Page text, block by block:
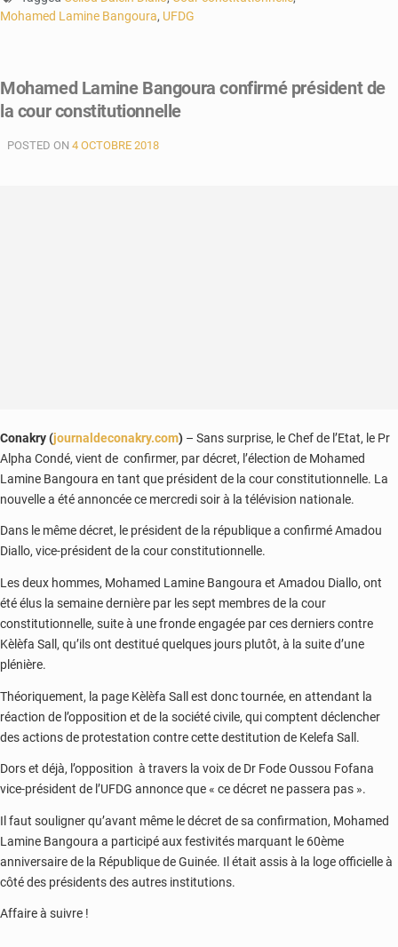
Mohamed Lamine Bangoura, UFDG
Mohamed Lamine Bangoura confirmé président de
la cour constitutionnelle
POSTED ON 4 OCTOBRE 2018
Conakry (journaldeconakry.com) – Sans surprise, le Chef de l’Etat, le Pr
Alpha Condé, vient de confirmer, par décret, l’élection de Mohamed
Lamine Bangoura en tant que président de la cour constitutionnelle. La
nouvelle a été annoncée ce mercredi soir à la télévision nationale.
Dans le même décret, le président de la république a confirmé Amadou
Diallo, vice-président de la cour constitutionnelle.
Les deux hommes, Mohamed Lamine Bangoura et Amadou Diallo, ont
été élus la semaine dernière par les sept membres de la cour
constitutionnelle, suite à une fronde engagée par ces derniers contre
Kèlèfa Sall, qu’ils ont destitué quelques jours plutôt, à la suite d’une
plénière.
Théoriquement, la page Kèlèfa Sall est donc tournée, en attendant la
réaction de l’opposition et de la société civile, qui comptent déclencher
des actions de protestation contre cette destitution de Kelefa Sall.
Dors et déjà, l’opposition à travers la voix de Dr Fode Oussou Fofana
vice-président de l’UFDG annonce que « ce décret ne passera pas ».
Il faut souligner qu’avant même le décret de sa confirmation, Mohamed
Lamine Bangoura a participé aux festivités marquant le 60ème
anniversaire de la République de Guinée. Il était assis à la loge officielle à
côté des présidents des autres institutions.
Affaire à suivre !